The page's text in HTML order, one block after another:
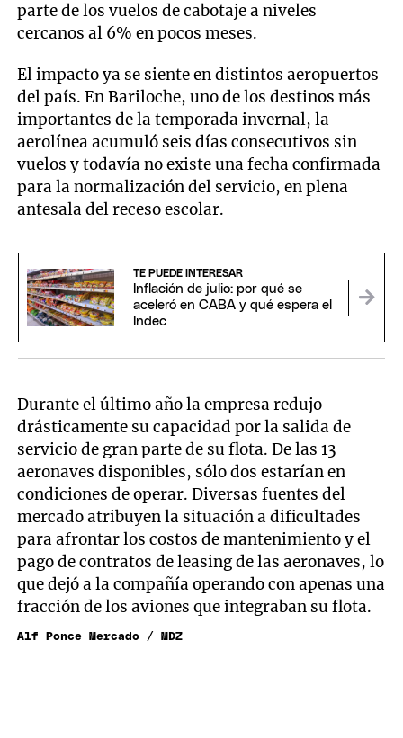
parte de los vuelos de cabotaje a niveles
cercanos al 6% en pocos meses.
El impacto ya se siente en distintos aeropuertos
del país. En Bariloche, uno de los destinos más
importantes de la temporada invernal, la
aerolínea acumuló seis días consecutivos sin
vuelos y todavía no existe una fecha confirmada
para la normalización del servicio, en plena
antesala del receso escolar.
TE PUEDE INTERESAR
Inflación de julio: por qué se
aceleró en CABA y qué espera el
Indec
Durante el último año la empresa redujo
drásticamente su capacidad por la salida de
servicio de gran parte de su flota. De las 13
aeronaves disponibles, sólo dos estarían en
condiciones de operar. Diversas fuentes del
mercado atribuyen la situación a dificultades
para afrontar los costos de mantenimiento y el
pago de contratos de leasing de las aeronaves, lo
que dejó a la compañía operando con apenas una
fracción de los aviones que integraban su flota.
Alf Ponce Mercado / MDZ